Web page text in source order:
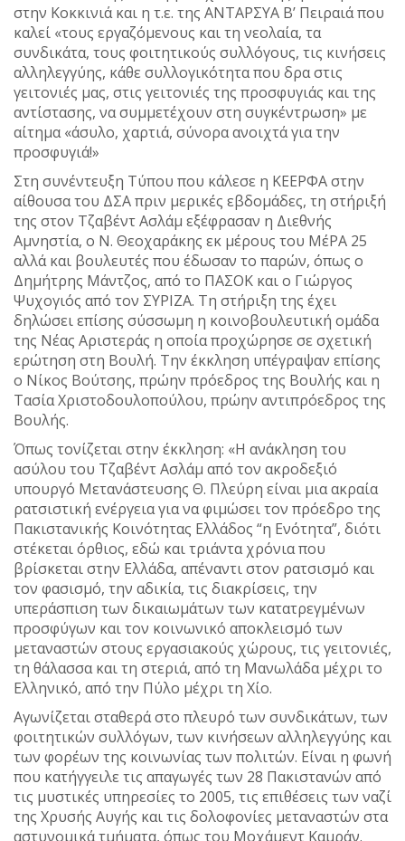
στην Κοκκινιά και η τ.ε. της ΑΝΤΑΡΣΥΑ Β’ Πειραιά που
καλεί «τους εργαζόμενους και τη νεολαία, τα
συνδικάτα, τους φοιτητικούς συλλόγους, τις κινήσεις
αλληλεγγύης, κάθε συλλογικότητα που δρα στις
γειτονιές μας, στις γειτονιές της προσφυγιάς και της
αντίστασης, να συμμετέχουν στη συγκέντρωση» με
αίτημα «άσυλο, χαρτιά, σύνορα ανοιχτά για την
προσφυγιά!»
Στη συνέντευξη Τύπου που κάλεσε η ΚΕΕΡΦΑ στην
αίθουσα του ΔΣΑ πριν μερικές εβδομάδες, τη στήριξή
της στον Τζαβέντ Ασλάμ εξέφρασαν η Διεθνής
Αμνηστία, ο Ν. Θεοχαράκης εκ μέρους του ΜέΡΑ 25
αλλά και βουλευτές που έδωσαν το παρών, όπως ο
Δημήτρης Μάντζος, από το ΠΑΣΟΚ και ο Γιώργος
Ψυχογιός από τον ΣΥΡΙΖΑ. Τη στήριξη της έχει
δηλώσει επίσης σύσσωμη η κοινοβουλευτική ομάδα
της Νέας Αριστεράς η οποία προχώρησε σε σχετική
ερώτηση στη Βουλή. Την έκκληση υπέγραψαν επίσης
ο Νίκος Βούτσης, πρώην πρόεδρος της Βουλής και η
Τασία Χριστοδουλοπούλου, πρώην αντιπρόεδρος της
Βουλής.
Όπως τονίζεται στην έκκληση: «Η ανάκληση του
ασύλου του Τζαβέντ Ασλάμ από τον ακροδεξιό
υπουργό Μετανάστευσης Θ. Πλεύρη είναι μια ακραία
ρατσιστική ενέργεια για να φιμώσει τον πρόεδρο της
Πακιστανικής Κοινότητας Ελλάδος “η Ενότητα”, διότι
στέκεται όρθιος, εδώ και τριάντα χρόνια που
βρίσκεται στην Ελλάδα, απέναντι στον ρατσισμό και
τον φασισμό, την αδικία, τις διακρίσεις, την
υπεράσπιση των δικαιωμάτων των κατατρεγμένων
προσφύγων και τον κοινωνικό αποκλεισμό των
μεταναστών στους εργασιακούς χώρους, τις γειτονιές,
τη θάλασσα και τη στεριά, από τη Μανωλάδα μέχρι το
Ελληνικό, από την Πύλο μέχρι τη Χίο.
Αγωνίζεται σταθερά στο πλευρό των συνδικάτων, των
φοιτητικών συλλόγων, των κινήσεων αλληλεγγύης και
των φορέων της κοινωνίας των πολιτών. Είναι η φωνή
που κατήγγειλε τις απαγωγές των 28 Πακιστανών από
τις μυστικές υπηρεσίες το 2005, τις επιθέσεις των ναζί
της Χρυσής Αυγής και τις δολοφονίες μεταναστών στα
αστυνομικά τμήματα, όπως του Μοχάμεντ Καμράν.